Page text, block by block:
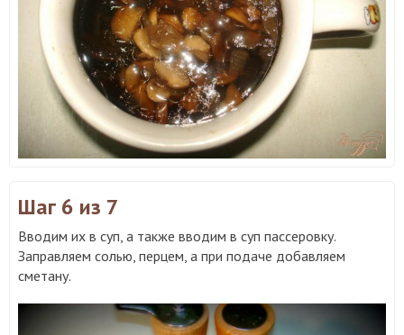
Шаг 6 из 7
Вводим их в суп, а также вводим в суп пассеровку.
Заправляем солью, перцем, а при подаче добавляем
сметану.